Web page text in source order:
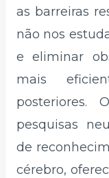
as barreiras
não nos
e eliminar
mais
posteriores.
pesquisas
de
cérebro,